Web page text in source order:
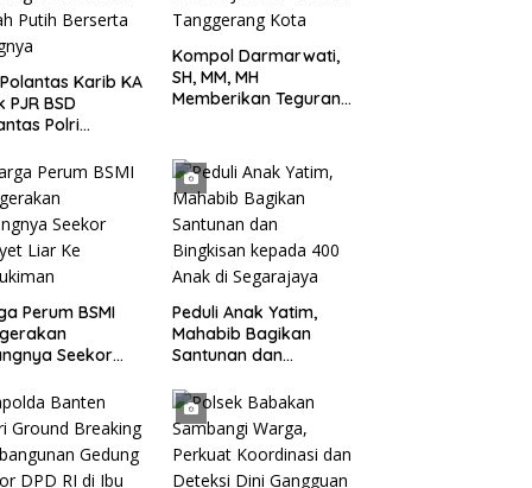
Karib KA
PJR BSD
Polri
Personilnya
Bendera
Putih Berserta
Kompol Darmarwati,
SH, MM, MH
Memberikan Teguran
Jalan di Tol CSI
Tanggerang Kota
Perum BSMI
Seekor
Peduli Anak Yatim,
Mahabib Bagikan
Santunan dan
Anak di Segarajaya